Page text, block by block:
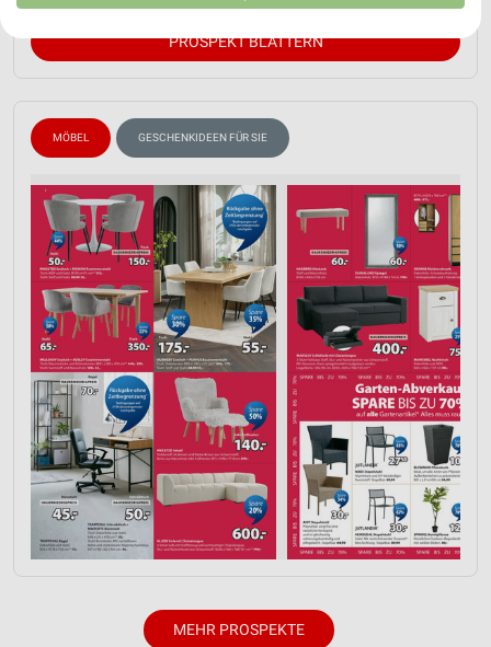
PROSPEKT BLÄTTERN
MÖBEL GESCHENKIDEEN FÜR SIE
MEHR PROSPEKTE
Website/App.
IAB-Verarbeitungszwecke:
Speichern von oder Zugriff auf Informationen
Verwendung reduzierter Daten zur Auswahl von
Werbeanzeigen
Erstellung von Profilen für personalisierte
Werbung
Verwendung von Profilen zur Auswahl
personalisierter Werbung
Erstellung von Profilen zur Personalisierung
von Inhalten
Verwendung von Profilen zur Auswahl
personalisierter Inhalte
Messung der Werbeleistung
Analyse von Zielgruppen durch Statistiken oder